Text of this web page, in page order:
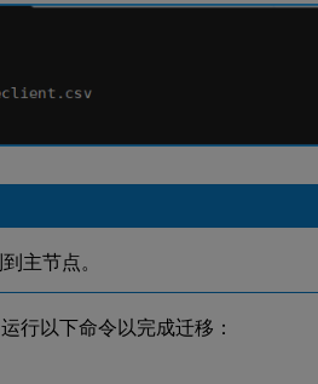
主节点。
运行以下命令以完成迁移：